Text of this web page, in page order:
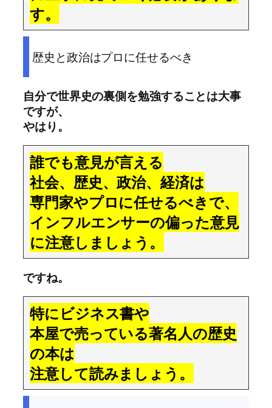
す。
歴史と政治はプロに任せるべき
自分で世界史の裏側を勉強することは大事
ですが、
やはり。
誰でも意見が言える
社会、歴史、政治、経済は
専門家やプロに任せるべきで、
インフルエンサーの偏った意見
に注意しましょう。
ですね。
特にビジネス書や
本屋で売っている著名人の歴史
の本は
注意して読みましょう。